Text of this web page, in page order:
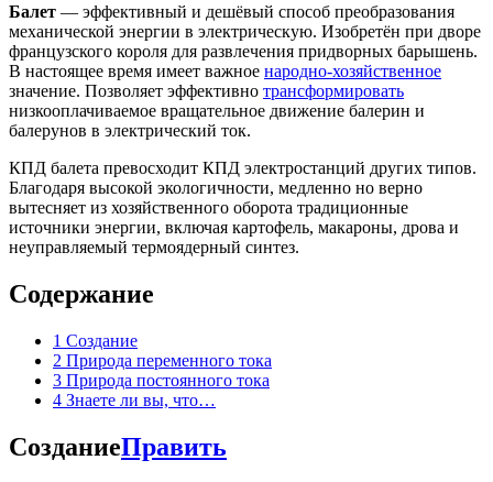
Балет — эффективный и дешёвый способ преобразования
механической энергии в электрическую. Изобретён при дворе
французского короля для развлечения придворных барышень.
В настоящее время имеет важное народно-хозяйственное
значение. Позволяет эффективно трансформировать
низкооплачиваемое вращательное движение балерин и
балерунов в электрический ток.
КПД балета превосходит КПД электростанций других типов.
Благодаря высокой экологичности, медленно но верно
вытесняет из хозяйственного оборота традиционные
источники энергии, включая картофель, макароны, дрова и
неуправляемый термоядерный синтез.
Содержание
1 Создание
2 Природа переменного тока
3 Природа постоянного тока
4 Знаете ли вы, что…
СозданиеПравить